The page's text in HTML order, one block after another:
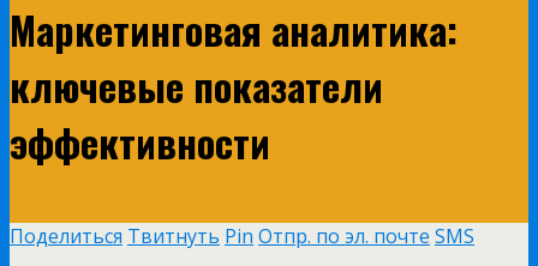
Маркетинговая аналитика:
ключевые показатели
эффективности
Поделиться Твитнуть Pin Отпр. по эл. почте SMS